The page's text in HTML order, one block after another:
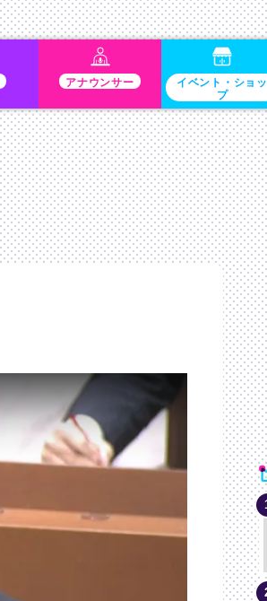
アナウンサー イベント・ショッ
プ